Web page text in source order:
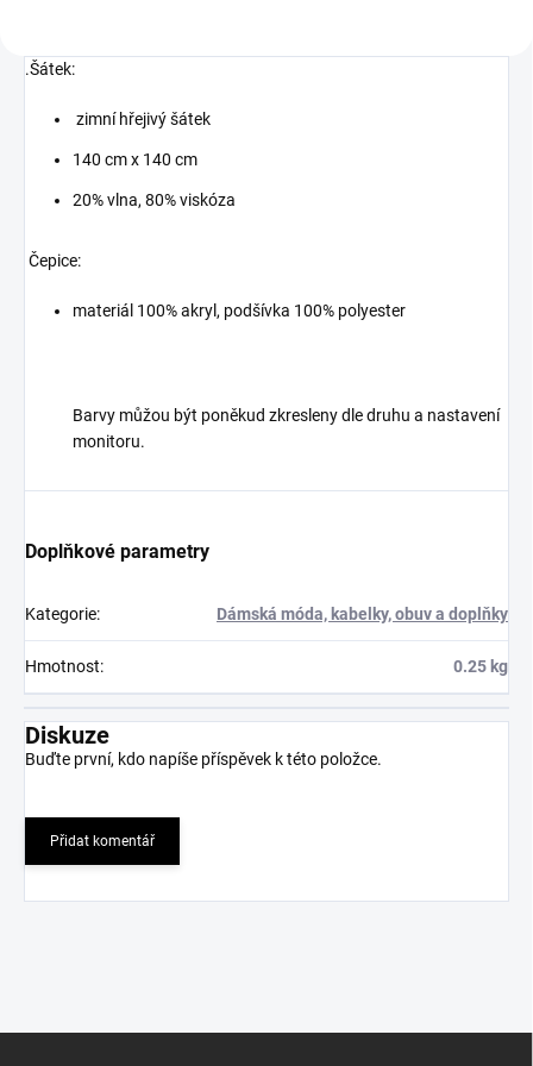
.Šátek:
zimní hřejivý šátek
140 cm x 140 cm
20% vlna, 80% viskóza
Čepice:
materiál 100% akryl, podšívka 100% polyester
Barvy můžou být poněkud zkresleny dle druhu a nastavení
monitoru.
Doplňkové parametry
Kategorie: Dámská móda, kabelky, obuv a doplňky
Hmotnost: 0.25 kg
Diskuze
Buďte první, kdo napíše příspěvek k této položce.
Přidat komentář